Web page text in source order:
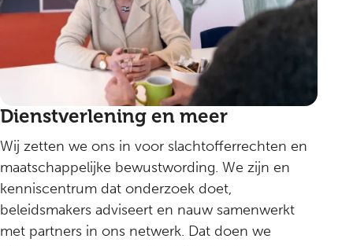
Dienstverlening en meer
Wij zetten we ons in voor slachtofferrechten en
maatschappelijke bewustwording. We zijn en
kenniscentrum dat onderzoek doet,
beleidsmakers adviseert en nauw samenwerkt
met partners in ons netwerk. Dat doen we